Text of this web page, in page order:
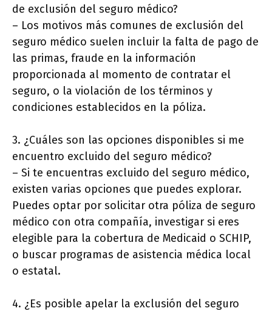
de exclusión del seguro médico?
– Los motivos más comunes de exclusión del
seguro médico suelen incluir la falta de pago de
las primas, fraude en la información
proporcionada al momento de contratar el
seguro, o la violación de los términos y
condiciones establecidos en la póliza.
3. ¿Cuáles son las opciones disponibles si me
encuentro excluido del seguro médico?
– Si te encuentras excluido del seguro médico,
existen varias opciones que puedes explorar.
Puedes optar por solicitar otra póliza de seguro
médico con otra compañía, investigar si eres
elegible para la cobertura de Medicaid o SCHIP,
o buscar programas de asistencia médica local
o estatal.
4. ¿Es posible apelar la exclusión del seguro